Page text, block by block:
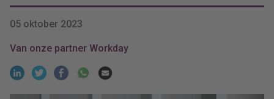
05 oktober 2023
Van onze partner Workday